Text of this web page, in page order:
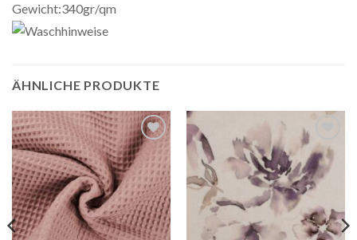
Gewicht:340gr/qm
ÄHNLICHE PRODUKTE
Auf die
Wunschliste
Auf die
Wunschliste